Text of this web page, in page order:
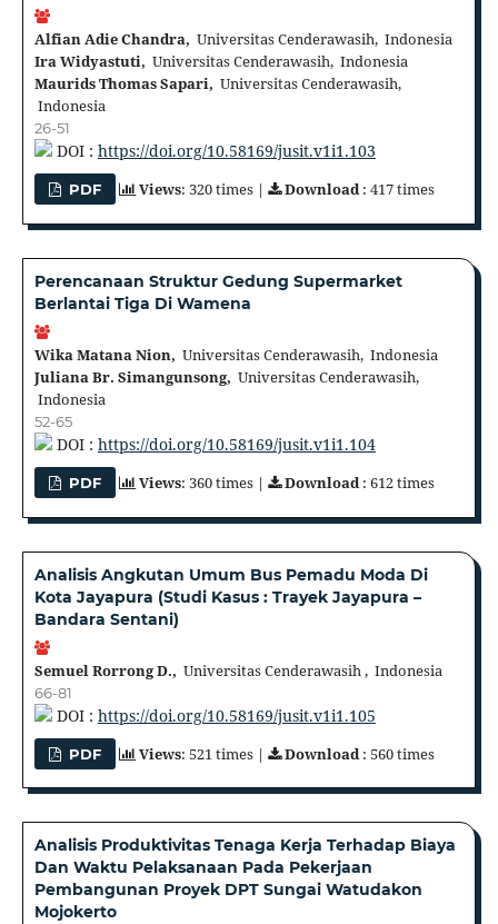
Alfian Adie Chandra, Universitas Cenderawasih, Indonesia
Ira Widyastuti, Universitas Cenderawasih, Indonesia
Maurids Thomas Sapari, Universitas Cenderawasih,
Indonesia
26-51
DOI : https://doi.org/10.58169/jusit.v1i1.103
PDF Views: 320 times | Download: 417 times
Perencanaan Struktur Gedung Supermarket
Berlantai Tiga Di Wamena
Wika Matana Nion, Universitas Cenderawasih, Indonesia
Juliana Br. Simangunsong, Universitas Cenderawasih,
Indonesia
52-65
DOI : https://doi.org/10.58169/jusit.v1i1.104
PDF Views: 360 times | Download: 612 times
Analisis Angkutan Umum Bus Pemadu Moda Di
Kota Jayapura (Studi Kasus : Trayek Jayapura –
Bandara Sentani)
Semuel Rorrong D., Universitas Cenderawasih , Indonesia
66-81
DOI : https://doi.org/10.58169/jusit.v1i1.105
PDF Views: 521 times | Download : 560 times
Analisis Produktivitas Tenaga Kerja Terhadap Biaya
Dan Waktu Pelaksanaan Pada Pekerjaan
Pembangunan Proyek DPT Sungai Watudakon
Mojokerto